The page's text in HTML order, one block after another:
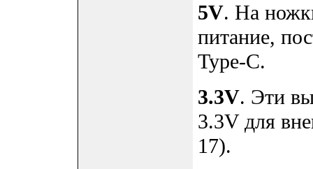
5V. На
питание,
Type-C.
3.3V. Эти
3.3V для
17).